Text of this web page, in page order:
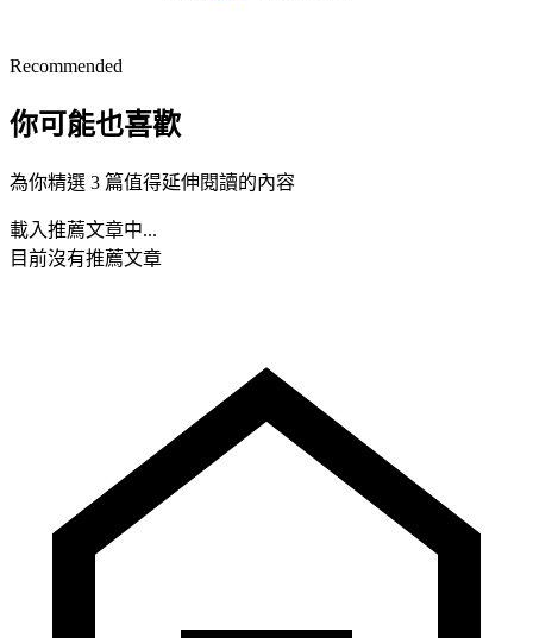
Recommended
你可能也喜歡
為你精選 3 篇值得延伸閱讀的內容
載入推薦文章中...
目前沒有推薦文章